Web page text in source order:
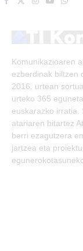
Facebook
X
Instagram
YouTube
Komunikazioaren
ezberdinak biltzen
2016. urtean
urteko 365
euskarazko irratia.
atariaren bitartez
berri ezagutzera
jartzea eta